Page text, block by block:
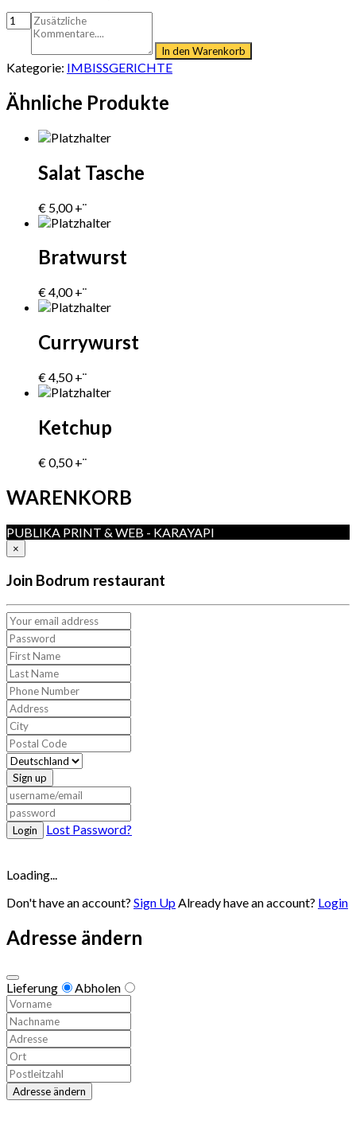
In den Warenkorb
Kategorie: IMBISSGERICHTE
Ähnliche Produkte
Salat Tasche
€ 5,00 +¨
Bratwurst
€4,00 +¨
Currywurst
€4,50 +¨
Ketchup
€0,50 +¨
WARENKORB
PUBLIKA PRINT & WEB - KARAYAPI
×
Join Bodrum restaurant
Sign up
Login Lost Password?
Loading...
Don't have an account? Sign UpAlready have an account? Login
Adresse ändern
Lieferung Abholen
Adresse ändern